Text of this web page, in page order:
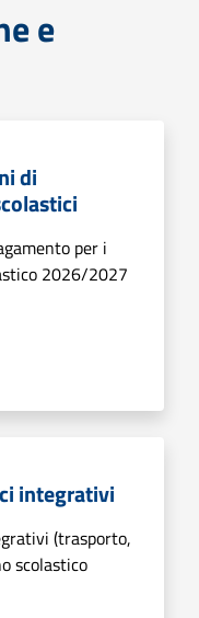
e
di
per i
2026/2027
integrativi
(trasporto,
scolastico